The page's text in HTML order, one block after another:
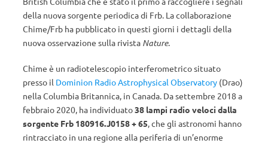
della nuova sorgente periodica di Frb. La collaborazione
Chime/Frb ha pubblicato in questi giorni i dettagli della
nuova osservazione sulla rivista Nature.
Chime è un radiotelescopio interferometrico situato
presso il Dominion Radio Astrophysical Observatory (Drao)
nella Columbia Britannica, in Canada. Da settembre 2018 a
febbraio 2020, ha individuato38 lampi radio veloci dalla
sorgente Frb 180916.J0158 + 65, che gli astronomi hanno
rintracciato in una regione alla periferia di un’enorme